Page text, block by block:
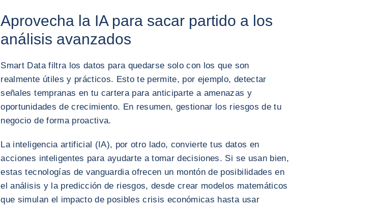
Aprovecha la IA para sacar partido a los
análisis avanzados
Smart Data filtra los datos para quedarse solo con los que son
realmente útiles y prácticos. Esto te permite, por ejemplo, detectar
señales tempranas en tu cartera para anticiparte a amenazas y
oportunidades de crecimiento. En resumen, gestionar los riesgos de tu
negocio de forma proactiva.
La inteligencia artificial (IA), por otro lado, convierte tus datos en
acciones inteligentes para ayudarte a tomar decisiones. Si se usan bien,
estas tecnologías de vanguardia ofrecen un montón de posibilidades en
el análisis y la predicción de riesgos, desde crear modelos matemáticos
que simulan el impacto de posibles crisis económicas hasta usar